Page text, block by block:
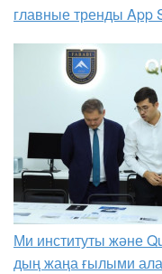
главные тренды App
Ми институты және
дың жаңа ғылыми